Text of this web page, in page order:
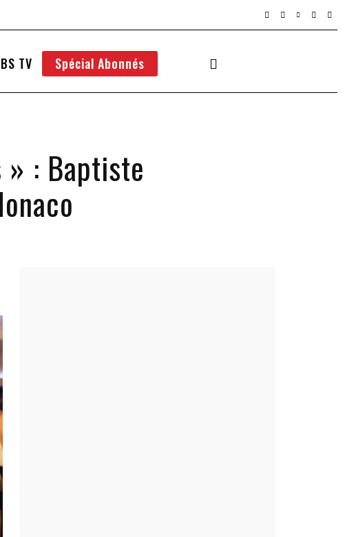
TV Spécial Abonnés
» : Baptiste